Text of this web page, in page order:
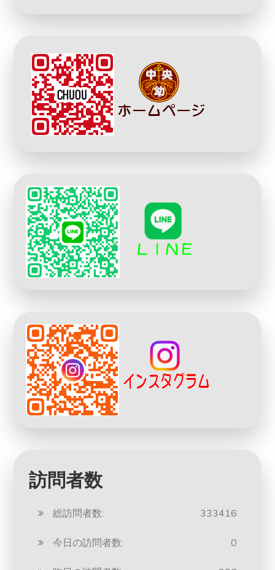
訪問者数
333416
総訪問者数:
0
今日の訪問者数: